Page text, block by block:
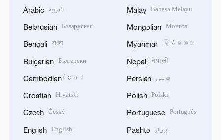
Arabic العربية
Belarusian Беларуская
Bengali বাংলা
Bulgarian Български
Cambodian ខ្មែរ
Croatian Hrvatski
Czech Český
English English
Malay Bahasa Melayu
Mongolian Монгол
Myanmar မြန်မာဘာသာ
Nepali नेपाली
Persian فارسی
Polish Polski
Portuguese Português
Pashto پښتو